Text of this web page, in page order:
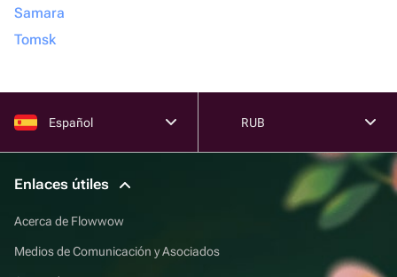
Samara
Tomsk
Español RUB
Enlaces útiles
Acerca de Flowwow
Medios de Comunicación y Asociados